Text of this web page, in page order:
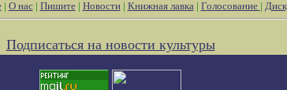
| О нас| Пишите| Новости| Книжная лавка| Голосование |
Подписаться на новости культуры